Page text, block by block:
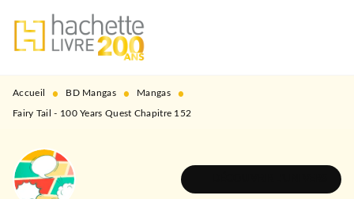
MENU RECHERCHE
PIED DE PAGE
Accueil • BD Mangas • Mangas •
Fairy Tail - 100 Years Quest Chapitre 152